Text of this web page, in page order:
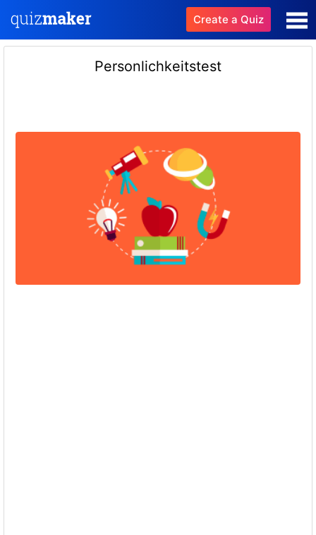
Create a Quiz
Personlichkeitstest